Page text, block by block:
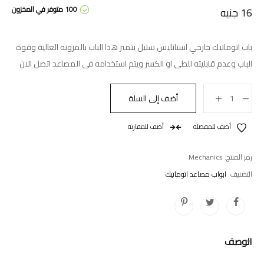
100 متوفر في المخزون 16جنيه
باب اتوماتيك خارجي استانليس ستيل يتميز هذا الباب بالمرونه العالية وقوة
الباب وعدم قابليته للطى او الكسر ويتم استخدامه فى المصاعد اتصل الان
أضف إلى السلة
أضف للمفضلة أضف للمقارنة
رمز المنتج: Mechanics
التصنيف: ابواب مصاعد اتوماتيك
الوصف